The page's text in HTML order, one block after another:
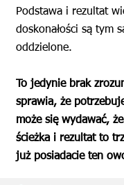
Podstawa i rezultat
doskonałości są tym
oddzielone.
To jedynie brak
sprawia, że
może się wydawać,
ścieżka i rezultat to
już posiadacie ten